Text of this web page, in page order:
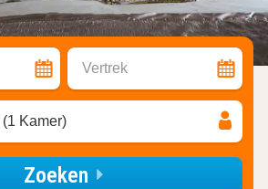
Vertrek
Kamer)
Zoeken